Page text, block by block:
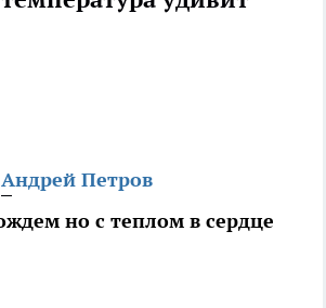
Андрей Петров
но с теплом в сердце